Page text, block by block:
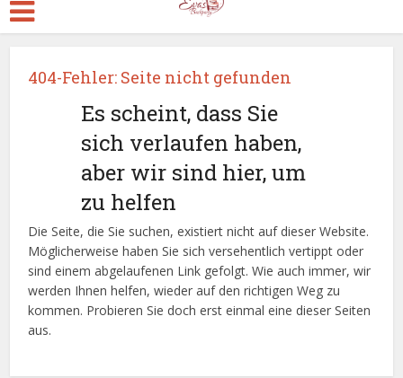
404-Fehler: Seite nicht gefunden
Es scheint, dass Sie
sich verlaufen haben,
aber wir sind hier, um
zu helfen
Die Seite, die Sie suchen, existiert nicht auf dieser Website.
Möglicherweise haben Sie sich versehentlich vertippt oder
sind einem abgelaufenen Link gefolgt. Wie auch immer, wir
werden Ihnen helfen, wieder auf den richtigen Weg zu
kommen. Probieren Sie doch erst einmal eine dieser Seiten
aus.